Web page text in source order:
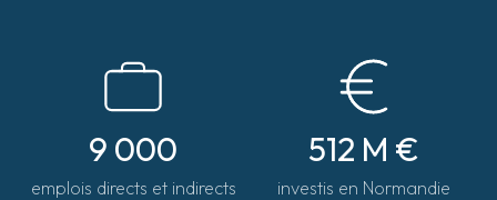
9 000
emplois directs et indirects
512 M €
investis en Normandie